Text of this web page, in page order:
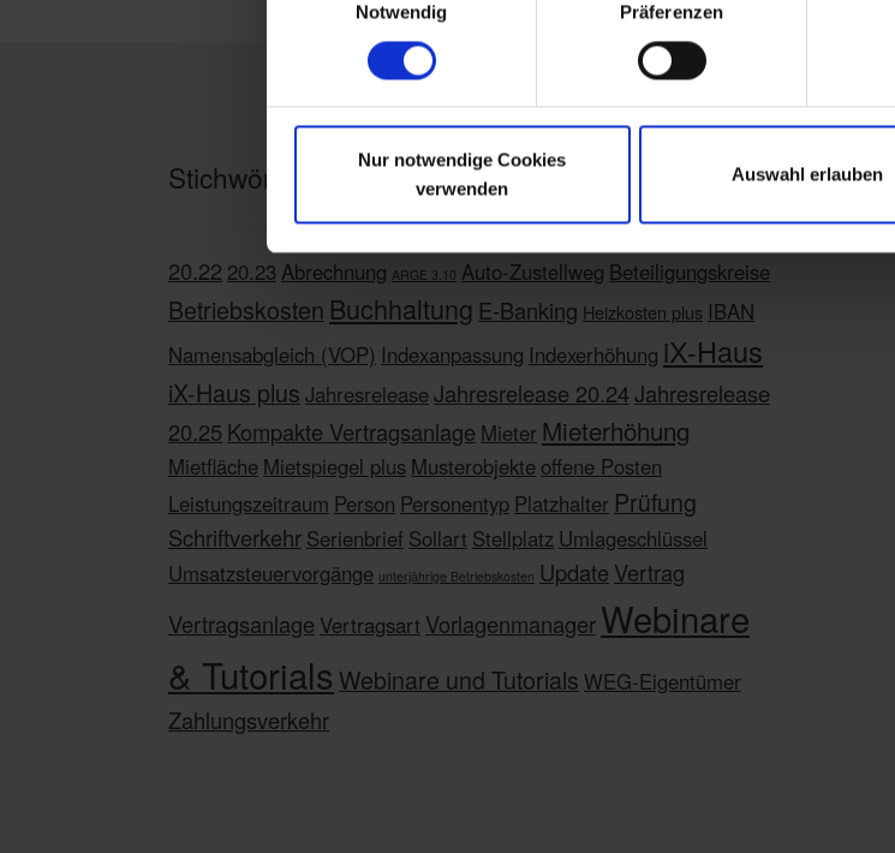
i
u
n
a
u
w
a
h
l
Notwendig Präferenzen
Nur notwendige Cookies
verwenden
Auswahl erlauben
Stichwörter
20.22 20.23 Abrechnung ARGE 3.10 Auto-Zustellweg Beteiligungskreise
Betriebskosten Buchhaltung E-Banking Heizkosten plus IBAN
Namensabgleich (VOP) Indexanpassung Indexerhöhung iX-Haus
iX-Haus plus JahresreleaseJahresrelease 20.24Jahresrelease
20.25 Kompakte Vertragsanlage Mieter Mieterhöhung
Mietfläche Mietspiegel plus Musterobjekte offene Posten
Leistungszeitraum Person Personentyp Platzhalter Prüfung
Schriftverkehr Serienbrief Sollart Stellplatz Umlageschlüssel
Umsatzsteuervorgänge unterjährige Betriebskosten Update Vertrag
Vertragsanlage Vertragsart VorlagenmanagerWebinare
& Tutorials Webinare und Tutorials WEG-Eigentümer
Zahlungsverkehr
Blog